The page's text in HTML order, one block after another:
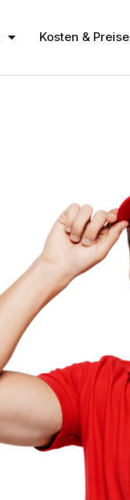
Kosten & Preise